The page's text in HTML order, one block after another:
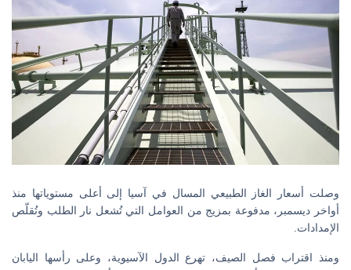
وصلت أسعار الغاز الطبيعي المسال في آسيا إلى أعلى مستوياتها منذ
أواخر ديسمبر، مدفوعة بمزيج من العوامل التي تُشعل نار الطلب وتُقلّص
الإمدادات.
ومنذ اقتراب فصل الصيف، تهرع الدول الآسيوية، وعلى رأسها اليابان